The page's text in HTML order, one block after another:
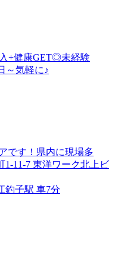
+健康GET◎未経験
～気軽に♪
です！県内に現場多
11-7 東洋ワーク北上ビ
釣子駅 車7分